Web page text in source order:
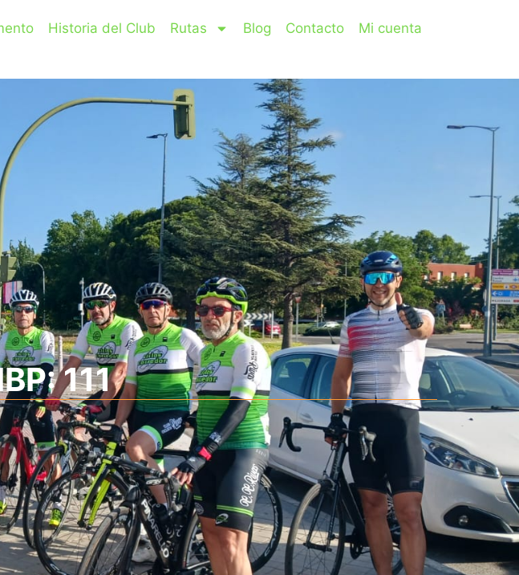
Historia del Club Rutas Blog Contacto Mi cuenta
111